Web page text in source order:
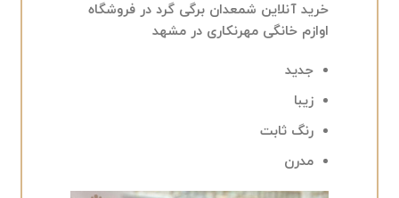
خرید آنلاین شمعدان برگی گرد در فروشگاه
اوازم خانگی مهرنکاری در مشهد
جدید
زیبا
رنگ ثابت
مدرن